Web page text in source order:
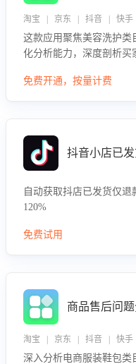
淘宝 | 京东 | 抖音 | 快手
这款应用聚焦美容洗护
化分析能力，深度剖析
效性与完整性，输出针对
免费开通，按量计费
自动获取抖店已发货仅
120%
免费试用
商品售后问
淘宝 | 京东 | 抖音 | 快手
深入分析电商服装鞋包类